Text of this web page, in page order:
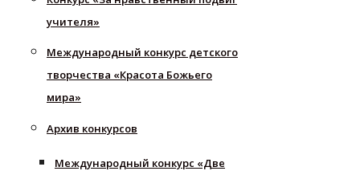
учителя»
Международный конкурс детского
творчества «Красота Божьего
мира»
Архив конкурсов
Международный конкурс «Две